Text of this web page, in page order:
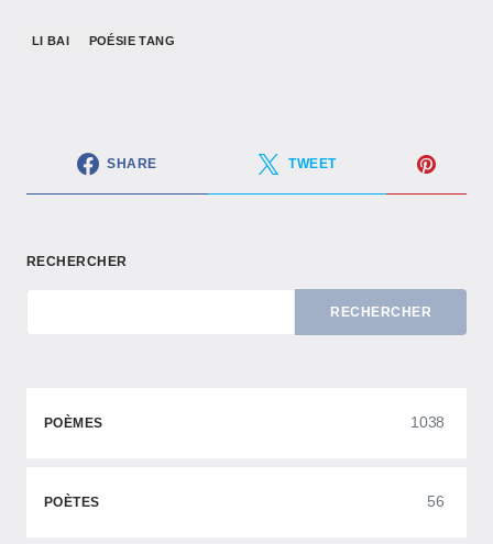
LI BAI POÉSIE TANG
SHARE TWEET
RECHERCHER
RECHERCHER
POÈMES 1038
POÈTES 56